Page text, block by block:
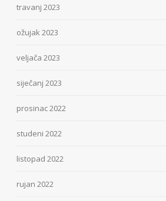
travanj 2023
ožujak 2023
veljača 2023
siječanj 2023
prosinac 2022
studeni 2022
listopad 2022
rujan 2022